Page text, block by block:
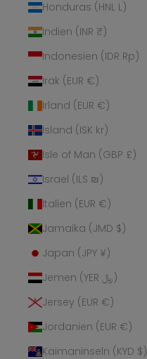
Honduras (HNL L)
Indien (INR ₹)
Indonesien (IDR Rp)
Irak (EUR €)
Irland (EUR €)
Island (ISK kr)
Isle of Man (GBP £)
Israel (ILS ₪)
Italien (EUR €)
Jamaika (JMD $)
Japan (JPY ¥)
Jemen (YER ﷼)
Jersey (EUR €)
Jordanien (EUR €)
Kaimaninseln (KYD $)